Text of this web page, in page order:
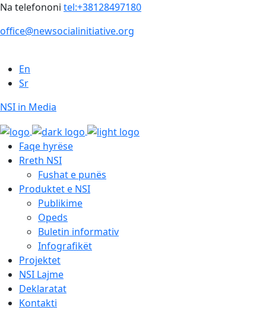
Na telefononi tel:+38128497180
office@newsocialinitiative.org
En
Sr
NSI in Media
Faqe hyrëse
Rreth NSI
Fushat e punës
Produktet e NSI
Publikime
Opeds
Buletin informativ
Infografikët
Projektet
NSI Lajme
Deklaratat
Kontakti